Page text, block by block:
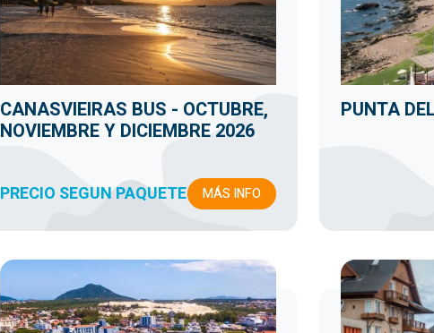
CANASVIEIRAS BUS - OCTUBRE,
NOVIEMBRE Y DICIEMBRE 2026
PRECIO SEGUN PAQUETE MÁS INFO
PUNTA